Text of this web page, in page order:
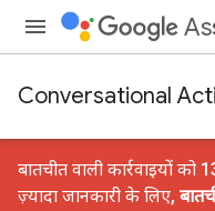
Conversational
बातचीत वाली कार्रवाइयों
ज़्यादा जानकारी के लिए,